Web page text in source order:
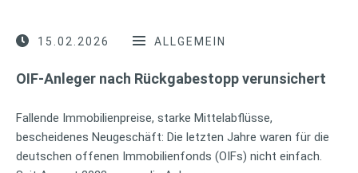
15.02.2026 ALLGEMEIN
OIF-Anleger nach Rückgabestopp verunsichert
Fallende Immobilienpreise, starke Mittelabflüsse,
bescheidenes Neugeschäft: Die letzten Jahre waren für die
deutschen offenen Immobilienfonds (OIFs) nicht einfach.